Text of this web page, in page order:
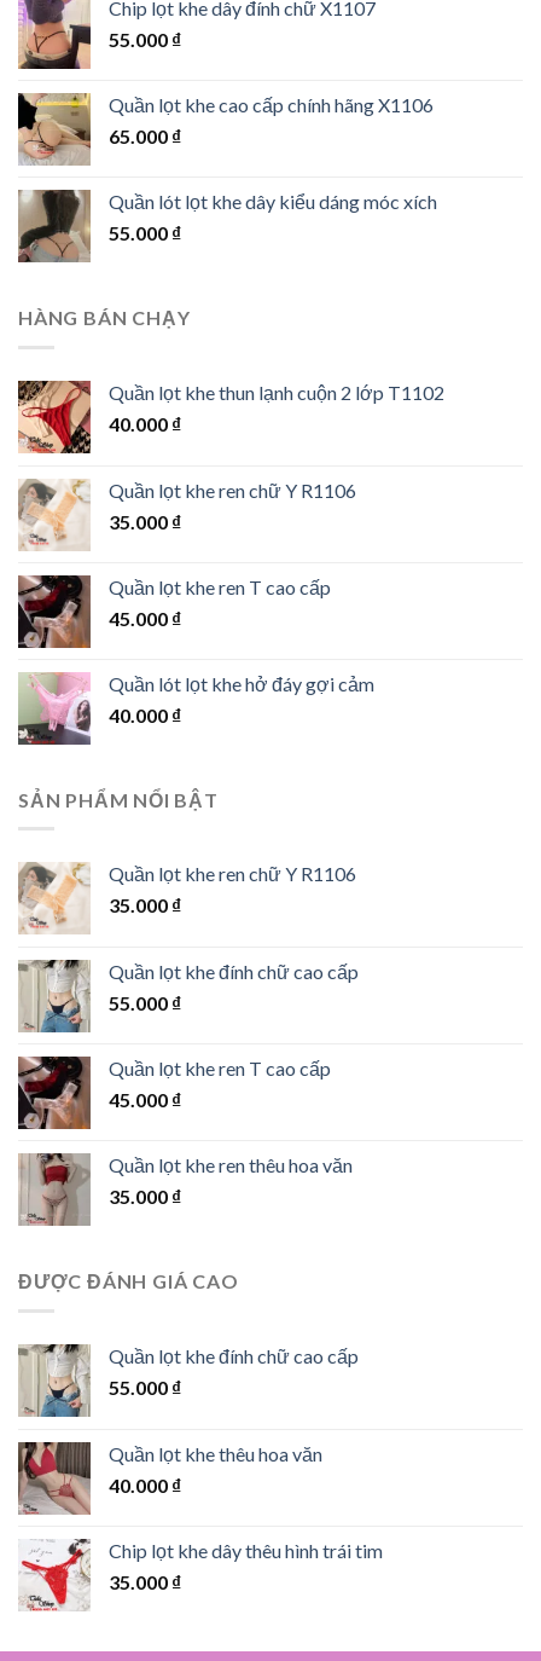
Chip lọt khe dây đính chữ X1107
55.000 ₫
Quần lọt khe cao cấp chính hãng X1106
65.000 ₫
Quần lót lọt khe dây kiểu dáng móc xích
55.000 ₫
HÀNG BÁN CHẠY
Quần lọt khe thun lạnh cuộn 2 lớp T1102
40.000 ₫
Quần lọt khe ren chữ Y R1106
35.000 ₫
Quần lọt khe ren T cao cấp
45.000 ₫
Quần lót lọt khe hở đáy gợi cảm
40.000 ₫
SẢN PHẨM NỔI BẬT
Quần lọt khe ren chữ Y R1106
35.000 ₫
Quần lọt khe đính chữ cao cấp
55.000 ₫
Quần lọt khe ren T cao cấp
45.000 ₫
Quần lọt khe ren thêu hoa văn
35.000 ₫
ĐƯỢC ĐÁNH GIÁ CAO
Quần lọt khe đính chữ cao cấp
55.000 ₫
Quần lọt khe thêu hoa văn
40.000 ₫
Chip lọt khe dây thêu hình trái tim
35.000 ₫